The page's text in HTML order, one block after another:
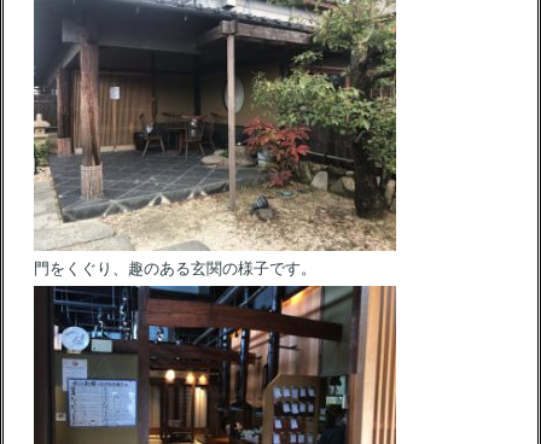
門をくぐり、趣のある玄関の様子です。